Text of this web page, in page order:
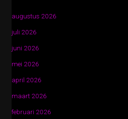
augustus 2026
juli 2026
juni 2026
mei 2026
april 2026
maart 2026
februari 2026